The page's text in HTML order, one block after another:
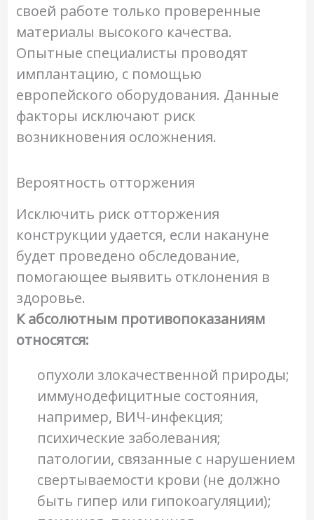
своей работе только проверенные
материалы высокого качества.
Опытные специалисты проводят
имплантацию, с помощью
европейского оборудования. Данные
факторы исключают риск
возникновения осложнения.
Вероятность отторжения
Исключить риск отторжения
конструкции удается, если накануне
будет проведено обследование,
помогающее выявить отклонения в
здоровье.
К абсолютным противопоказаниям
относятся:
опухоли злокачественной природы;
иммунодефицитные состояния,
например, ВИЧ-инфекция;
психические заболевания;
патологии, связанные с нарушением
свертываемости крови (не должно
быть гипер или гипокоагуляции);